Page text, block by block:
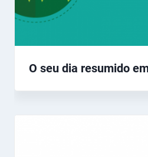
O seu dia resumido